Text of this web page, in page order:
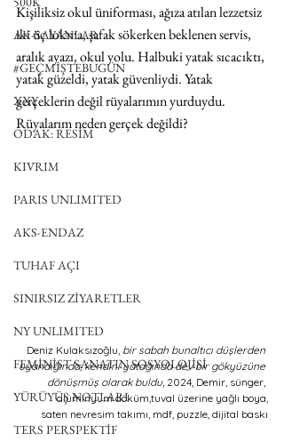
AK-SAYANLAR
#GEÇMİŞTEBUGÜN
XXY
ODAK: RESİM
KIVRIM
PARIS UNLIMITED
AKS-ENDAZ
TUHAF AÇI
SINIRSIZ ZİYARETLER
NY UNLIMITED
FEMİNİST SANATIN SOSYOLOJİSİ
YÜRÜYÜŞ NOTLARI
TERS PERSPEKTİF
Kişiliksiz okul üniforması, ağıza atılan lezzetsiz
iki üç lokma, şafak sökerken beklenen servis,
aralık ayazı, okul yolu. Halbuki yatak sıcacıktı,
yatak güzeldi, yatak güvenliydi. Yatak
gerçeklerin değil rüyalarımın yurduydu.
Rüyalarım neden gerçek değildi?
Deniz Kulaksızoğlu, bir sabah bunaltıcı düşlerden
uyandığında, kendini yatağında dev bir gökyüzüne
dönüşmüş olarak buldu, 2024, Demir, sünger,
alüminyum döküm,tuval üzerine yağlı boya,
saten nevresim takımı, mdf, puzzle, dijital baskı